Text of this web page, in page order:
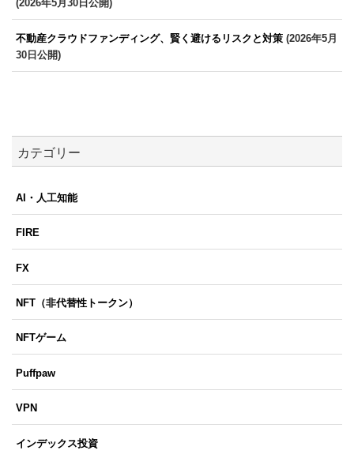
(2026年5月30日公開)
不動産クラウドファンディング、賢く避けるリスクと対策 (2026年5月
30日公開)
カテゴリー
AI・人工知能
FIRE
FX
NFT（非代替性トークン）
NFTゲーム
Puffpaw
VPN
インデックス投資